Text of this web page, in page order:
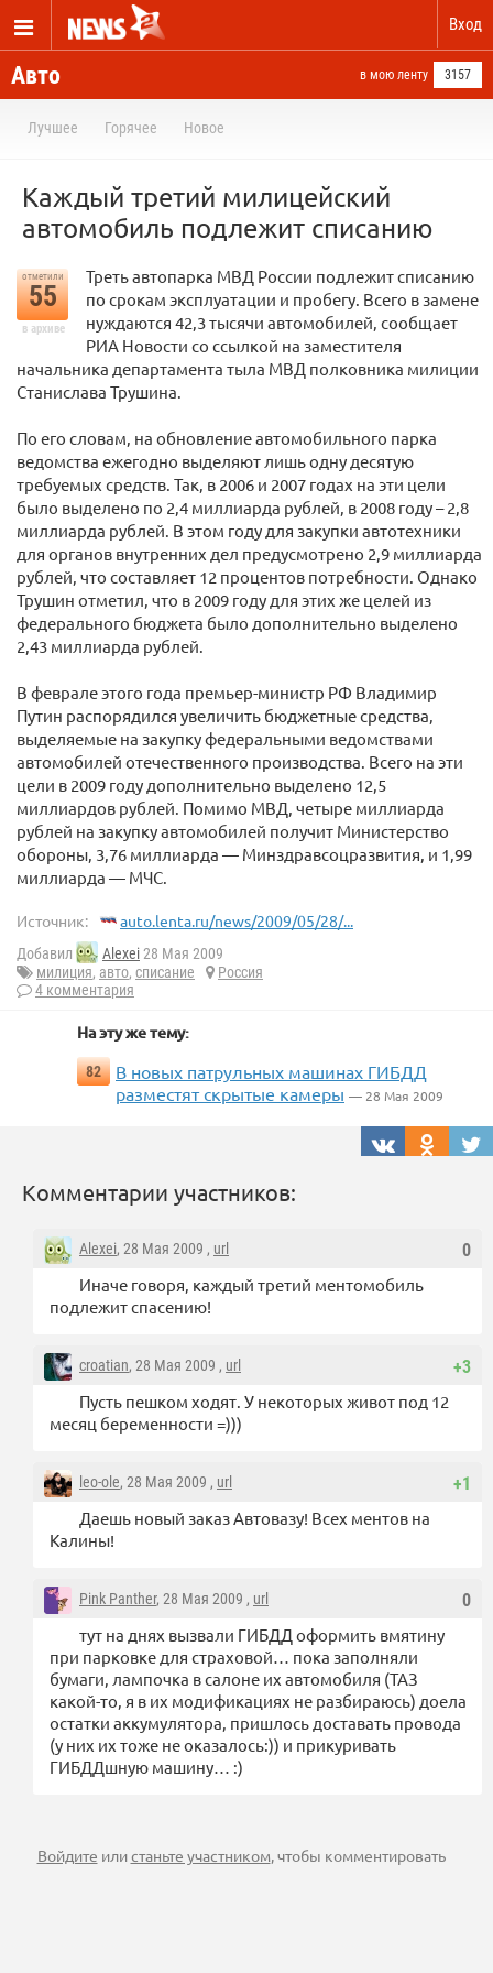
Вход
Авто в мою ленту 3157
Лучшее Горячее Новое
Каждый третий милицейский
автомобиль подлежит списанию
отметили
55
в архиве
Треть автопарка МВД России подлежит списанию
по срокам эксплуатации и пробегу. Всего в замене
нуждаются 42,3 тысячи автомобилей, сообщает
РИА Новости со ссылкой на заместителя
начальника департамента тыла МВД полковника милиции
Станислава Трушина.
По его словам, на обновление автомобильного парка
ведомства ежегодно выделяют лишь одну десятую
требуемых средств. Так, в 2006 и 2007 годах на эти цели
было выделено по 2,4 миллиарда рублей, в 2008 году – 2,8
миллиарда рублей. В этом году для закупки автотехники
для органов внутренних дел предусмотрено 2,9 миллиарда
рублей, что составляет 12 процентов потребности. Однако
Трушин отметил, что в 2009 году для этих же целей из
федерального бюджета было дополнительно выделено
2,43 миллиарда рублей.
В феврале этого года премьер-министр РФ Владимир
Путин распорядился увеличить бюджетные средства,
выделяемые на закупку федеральными ведомствами
автомобилей отечественного производства. Всего на эти
цели в 2009 году дополнительно выделено 12,5
миллиардов рублей. Помимо МВД, четыре миллиарда
рублей на закупку автомобилей получит Министерство
обороны, 3,76 миллиарда — Минздравсоцразвития, и 1,99
миллиарда — МЧС.
Источник: auto.lenta.ru/news/2009/05/28/...
Добавил Alexei28 Мая 2009
милиция, авто, списание
Россия
4 комментария
На эту же тему:
82
В новых патрульных машинах ГИБДД
разместят скрытые камеры — 28 Мая 2009
Комментарии участников:
0
Alexei, 28 Мая 2009 , url
Иначе говоря, каждый третий ментомобиль
подлежит спасению!
+3
croatian, 28 Мая 2009 , url
Пусть пешком ходят. У некоторых живот под 12
месяц беременности =)))
+1
leo-ole, 28 Мая 2009 , url
Даешь новый заказ Автовазу! Всех ментов на
Калины!
0
Pink Panther, 28 Мая 2009 , url
тут на днях вызвали ГИБДД оформить вмятину
при парковке для страховой… пока заполняли
бумаги, лампочка в салоне их автомобиля (ТАЗ
какой-то, я в их модификациях не разбираюсь) доела
остатки аккумулятора, пришлось доставать провода
(у них их тоже не оказалось:)) и прикуривать
ГИБДДшную машину… :)
Войдите илистаньте участником, чтобы комментировать